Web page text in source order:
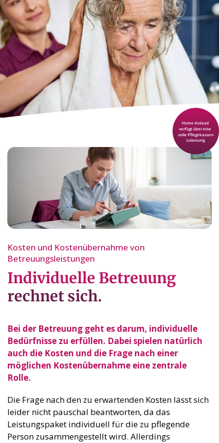
Kosten und Kostenübernahme von
Betreuungsleistungen
Individuelle Betreuung
rechnet sich.
Bei der Betreuung geht es darum, individuelle
Bedürfnisse zu erfüllen. Dabei spielen natürlich
auch die Kosten und die Frage nach einer
möglichen Kostenübernahme eine zentrale
Rolle.
Die Frage nach den zu erwartenden Kosten lässt sich
leider nicht pauschal beantworten, da das
Leistungspaket individuell für die zu pflegende
Person zusammengestellt wird. Allerdings